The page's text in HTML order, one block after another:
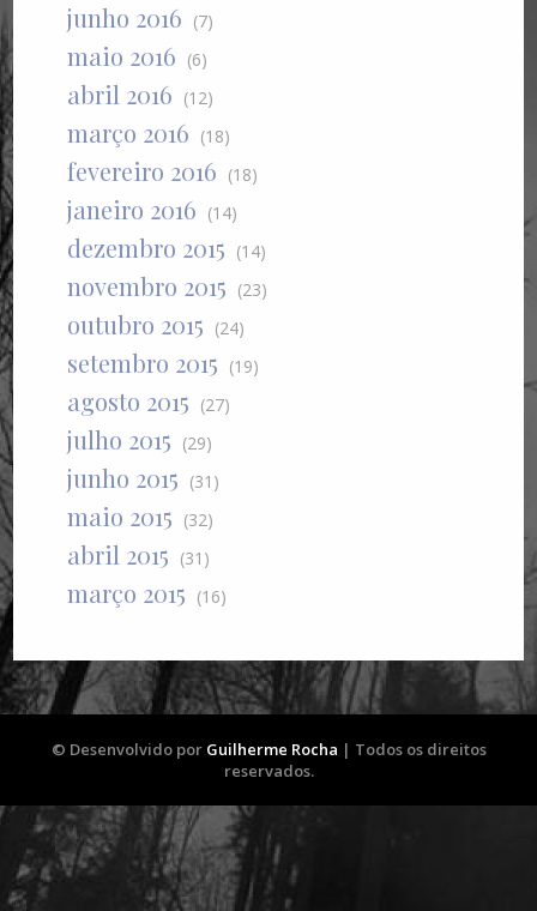
junho 2016 (7)
maio 2016 (6)
abril 2016 (12)
março 2016 (18)
fevereiro 2016 (18)
janeiro 2016 (14)
dezembro 2015 (14)
novembro 2015 (23)
outubro 2015 (24)
setembro 2015 (19)
agosto 2015 (27)
julho 2015 (29)
junho 2015 (31)
maio 2015 (32)
abril 2015 (31)
março 2015 (16)
© Desenvolvido por Guilherme Rocha | Todos os direitos
reservados.